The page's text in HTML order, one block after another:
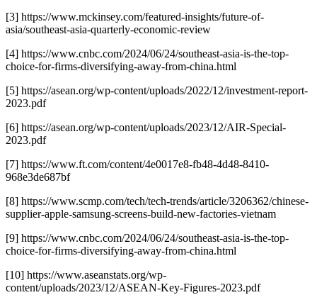
[3] https://www.mckinsey.com/featured-insights/future-of-
asia/southeast-asia-quarterly-economic-review
[4] https://www.cnbc.com/2024/06/24/southeast-asia-is-the-top-
choice-for-firms-diversifying-away-from-china.html
[5] https://asean.org/wp-content/uploads/2022/12/investment-report-
2023.pdf
[6] https://asean.org/wp-content/uploads/2023/12/AIR-Special-
2023.pdf
[7] https://www.ft.com/content/4e0017e8-fb48-4d48-8410-
968e3de687bf
[8] https://www.scmp.com/tech/tech-trends/article/3206362/chinese-
supplier-apple-samsung-screens-build-new-factories-vietnam
[9] https://www.cnbc.com/2024/06/24/southeast-asia-is-the-top-
choice-for-firms-diversifying-away-from-china.html
[10] https://www.aseanstats.org/wp-
content/uploads/2023/12/ASEAN-Key-Figures-2023.pdf